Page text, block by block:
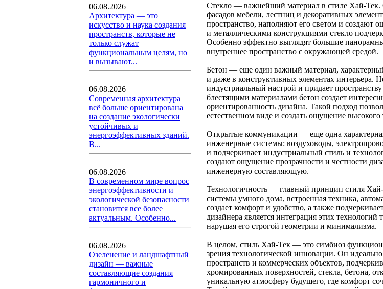
06.08.2026
Архитектура — это
искусство и наука создания
пространств, которые не
только служат
функциональным целям, но
и вызывают...
06.08.2026
Современная архитектура
всё больше ориентирована
на создание экологически
устойчивых и
энергоэффективных зданий.
В...
06.08.2026
В современном мире вопрос
энергоэффективности и
экологической безопасности
становится все более
актуальным. Особенно...
06.08.2026
Озеленение и ландшафтный
дизайн — важные
составляющие создания
гармоничного и
Стекло — важнейший материал в стиле Хай-Тек.
фасадов мебели, лестниц и декоративных
пространство, наполняют его светом и
и металлическими конструкциями стекло
Особенно эффектно выглядят большие
внутреннее пространство с окружающей средой.
Бетон — еще один важный материал,
и даже в конструктивных элементах интерьера.
индустриальный настрой и придает
блестящими материалами бетон создает
ориентированность дизайна. Такой подход
естественном виде и создать ощущение высокого
Открытые коммуникации — еще одна
инженерные системы: воздуховоды,
и подчеркивает индустриальный стиль и
создают ощущение прозрачности и честности
инженерную составляющую.
Технологичность — главный принцип стиля
системы умного дома, встроенная техника,
создает комфорт и удобство, а также
дизайнера является интеграция этих
нарушая его строгой геометрии и минимализма.
В целом, стиль Хай-Тек — это симбиоз
зрения технологической инновации. Он
пространств и коммерческих объектов,
хромированных поверхностей, стекла, бетона,
уникальную атмосферу будущего, где комфорт